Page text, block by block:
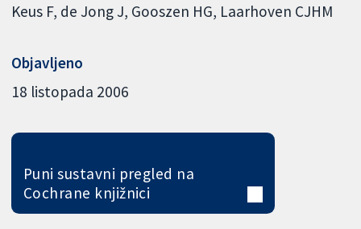
Keus F de Jong J Gooszen HG Laarhoven CJHM
Objavljeno
18 listopada 2006
Puni sustavni pregled na
Cochrane knjižnici